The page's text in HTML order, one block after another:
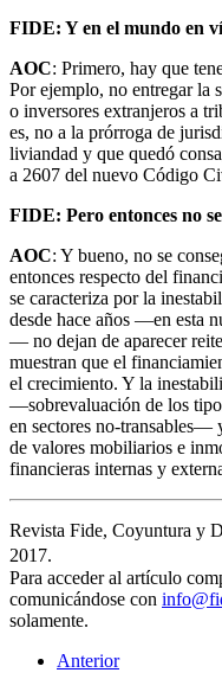
FIDE: Y en el mundo en
AOC: Primero, hay que
Por ejemplo, no entregar la
o inversores extranjeros a
es, no a la prórroga de
liviandad y que quedó
a 2607 del nuevo Código
FIDE: Pero entonces no
AOC: Y bueno, no se
entonces respecto del
se caracteriza por la
desde hace años —en esta
— no dejan de aparecer
muestran que el
el crecimiento. Y la
—sobrevaluación de los
en sectores no-transables—
de valores mobiliarios e
financieras internas y
Revista Fide, Coyuntura y
2017.
Para acceder al artículo
comunicándose con
solamente.
Anterior